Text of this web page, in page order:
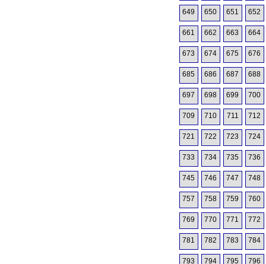
649 650 651 652
661 662 663 664
673 674 675 676
685 686 687 688
697 698 699 700
709 710 711 712
721 722 723 724
733 734 735 736
745 746 747 748
757 758 759 760
769 770 771 772
781 782 783 784
793 794 795 796